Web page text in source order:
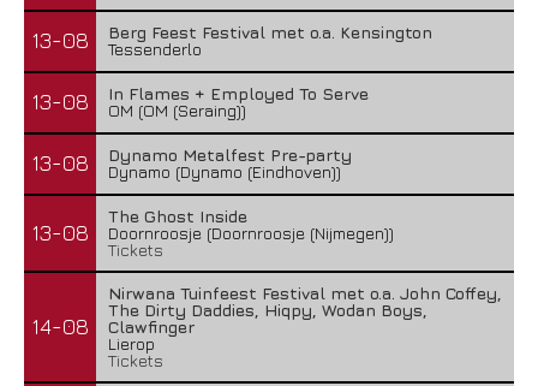
13-08
Berg Feest Festival met o.a. Kensington
Tessenderlo
13-08
In Flames + Employed To Serve
OM (OM (Seraing))
13-08
Dynamo Metalfest Pre-party
Dynamo (Dynamo (Eindhoven))
13-08
The Ghost Inside
Doornroosje (Doornroosje (Nijmegen))
Tickets
14-08
Nirwana Tuinfeest Festival met o.a. John Coffey,
The Dirty Daddies, Hiqpy, Wodan Boys,
Clawfinger
Lierop
Tickets